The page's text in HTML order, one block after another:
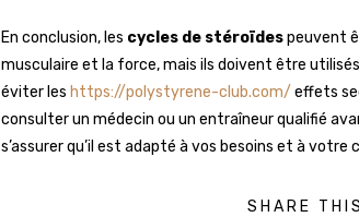
En conclusion, les cycles de stéroïdespeuvent
musculaire et la force, mais ils doivent être
éviter les https://polystyrene-club.com/ effets
consulter un médecin ou un entraîneur qualifié
s’assurer qu’il est adapté à vos besoins et à votre
SHARE